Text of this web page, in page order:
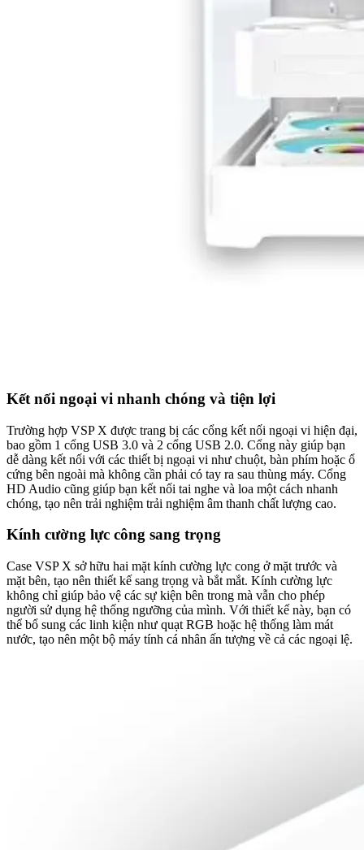
Kết nối ngoại vi nhanh chóng và tiện lợi
Trường hợp VSP X được trang bị các cổng kết nối ngoại vi hiện đại,
bao gồm 1 cổng USB 3.0 và 2 cổng USB 2.0. Cổng này giúp bạn
dễ dàng kết nối với các thiết bị ngoại vi như chuột, bàn phím hoặc ổ
cứng bên ngoài mà không cần phải có tay ra sau thùng máy. Cổng
HD Audio cũng giúp bạn kết nối tai nghe và loa một cách nhanh
chóng, tạo nên trải nghiệm trải nghiệm âm thanh chất lượng cao.
Kính cường lực công sang trọng
Case VSP X sở hữu hai mặt kính cường lực cong ở mặt trước và
mặt bên, tạo nên thiết kế sang trọng và bắt mắt. Kính cường lực
không chỉ giúp bảo vệ các sự kiện bên trong mà vẫn cho phép
người sử dụng hệ thống ngưỡng của mình. Với thiết kế này, bạn có
thể bổ sung các linh kiện như quạt RGB hoặc hệ thống làm mát
nước, tạo nên một bộ máy tính cá nhân ấn tượng về cả các ngoại lệ.